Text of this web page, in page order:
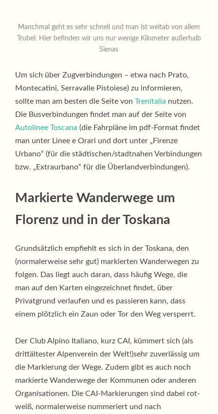
Manchmal geht es sehr schnell und man ist weitab von allem
Trubel: Hier befinden wir uns nur wenige Kilometer außerhalb
Sienas
Um sich über Zugverbindungen – etwa nach Prato,
Montecatini, Serravalle Pistoiese) zu informieren,
sollte man am besten die Seite vonTrenitalia nutzen.
Die Busverbindungen findet man auf der Seite von
Autolinee Toscana(die Fahrpläne im pdf-Format findet
man unter Linee e Orari und dort unter „Firenze
Urbano“ (für die städtischen/stadtnahen Verbindungen
bzw. „Extraurbano“ für die Überlandverbindungen).
Markierte Wanderwege um
Florenz und in der Toskana
Grundsätzlich empfiehlt es sich in der Toskana, den
(normalerweise sehr gut) markierten Wanderwegen zu
folgen. Das liegt auch daran, dass häufig Wege, die
man auf den Karten eingezeichnet findet, über
Privatgrund verlaufen und es passieren kann, dass
einem plötzlich ein Zaun oder Tor den Weg versperrt.
Der Club Alpino Italiano, kurz CAI, kümmert sich (als
drittältester Alpenverein der Welt!)sehr zuverlässig um
die Markierung der Wege. Zudem gibt es auch noch
markierte Wanderwege der Kommunen oder anderen
Organisationen. Die CAI-Markierungen sind dabei rot-
weiß, normalerweise nummeriert und nach